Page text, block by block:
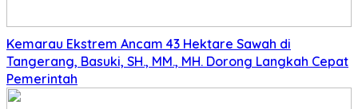
Kemarau Ekstrem Ancam 43 Hektare Sawah di
Tangerang, Basuki, SH., MM., MH. Dorong Langkah Cepat
Pemerintah